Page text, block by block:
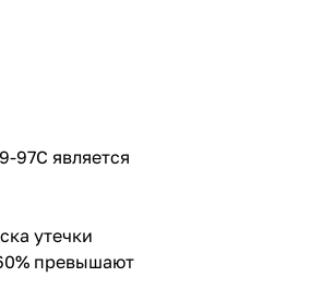
является
утечки
превышают